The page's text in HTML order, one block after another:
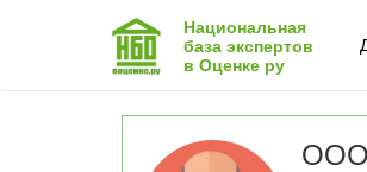
Национальная
база экспертов
в Оценке ру
ООО